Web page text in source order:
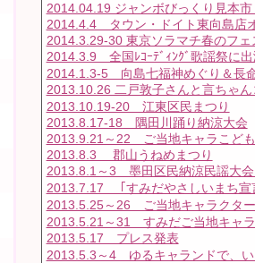
2014.04.19 ジャンボびっくり見本市
2014.4.4 タウン・ドイト東向島店
2014.3.29-30 東京ソラマチ春のフェ
2014.3.9 全国ﾚｺｰﾃﾞｨﾝｸﾞ歌謡祭に出
2014.1.3-5 向島七福神めぐり＆長
2013.10.26 二戸敦子さんと言ちゃん
2013.10.19-20 江東区民まつり
2013.8.17-18 隅田川踊り納涼大会
2013.9.21～22 ご当地キャラこど
2013.8.3 郡山うねめまつり
2013.8.1～3 墨田区民納涼民謡大
2013.7.17 ｢すみだやさしいまち宣
2013.5.25～26 ご当地キャラクタ
2013.5.21～31 すみだご当地キャラ
2013.5.17 プレス発表
2013.5.3～4 ゆるキャランドで、